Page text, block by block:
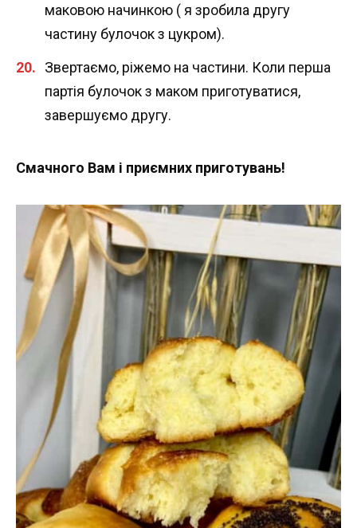
маковою начинкою ( я зробила другу
частину булочок з цукром).
Звертаємо, ріжемо на частини. Коли перша
партія булочок з маком приготуватися,
завершуємо другу.
Смачного Вам і приємних приготувань!